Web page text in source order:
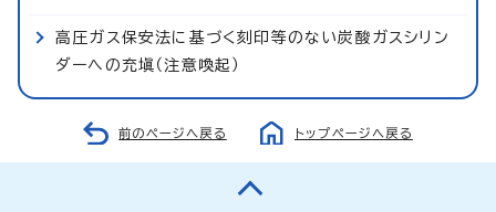
高圧ガス保安法に基づく刻印等のない炭酸ガスシリン
ダーへの充塡（注意喚起）
前のページへ戻る トップページへ戻る